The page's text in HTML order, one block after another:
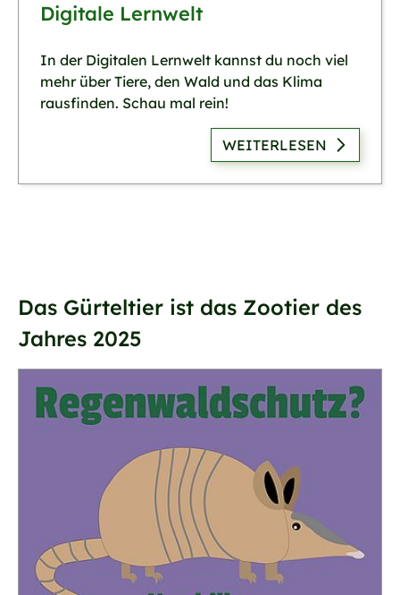
Digitale Lernwelt
In der Digitalen Lernwelt kannst du noch viel
mehr über Tiere, den Wald und das Klima
rausfinden. Schau mal rein!
WEITERLESEN
Das Gürteltier ist das Zootier des
Jahres 2025